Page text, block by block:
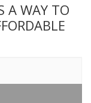
A WAY TO